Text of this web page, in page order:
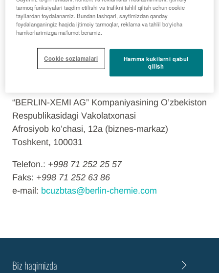
Qаndаy bоrish mumkin
Mаnzil vа bоg’lаnish bo’yichа
“BERLIN-XEMI AG” Kоmpаniyasining O’zbеkistоn
Respublikasidаgi Vаkоlаtхоnаsi
Afrosiyob ko’chasi, 12a (biznes-markaz)
Tоshkеnt, 100031
Telefon.: +998 71 252 25 57
Faks: +998 71 252 63 86
e-mail: bcuzbtas@berlin-chemie.com
Biz hаqimizdа
tarmoq funksiyalari taqdim etilishi va trafikni tahlil qilish uchun cookie
fayllardan foydalanamiz. Bundan tashqari, saytimizdan qanday
foydalanganingiz haqida ijtimoiy tarmoqlar, reklama va tahlil boʻyicha
hamkorlarimizga maʼlumot beramiz.
Cookie sozlamalari
Hamma kukilarni qabul
qilish